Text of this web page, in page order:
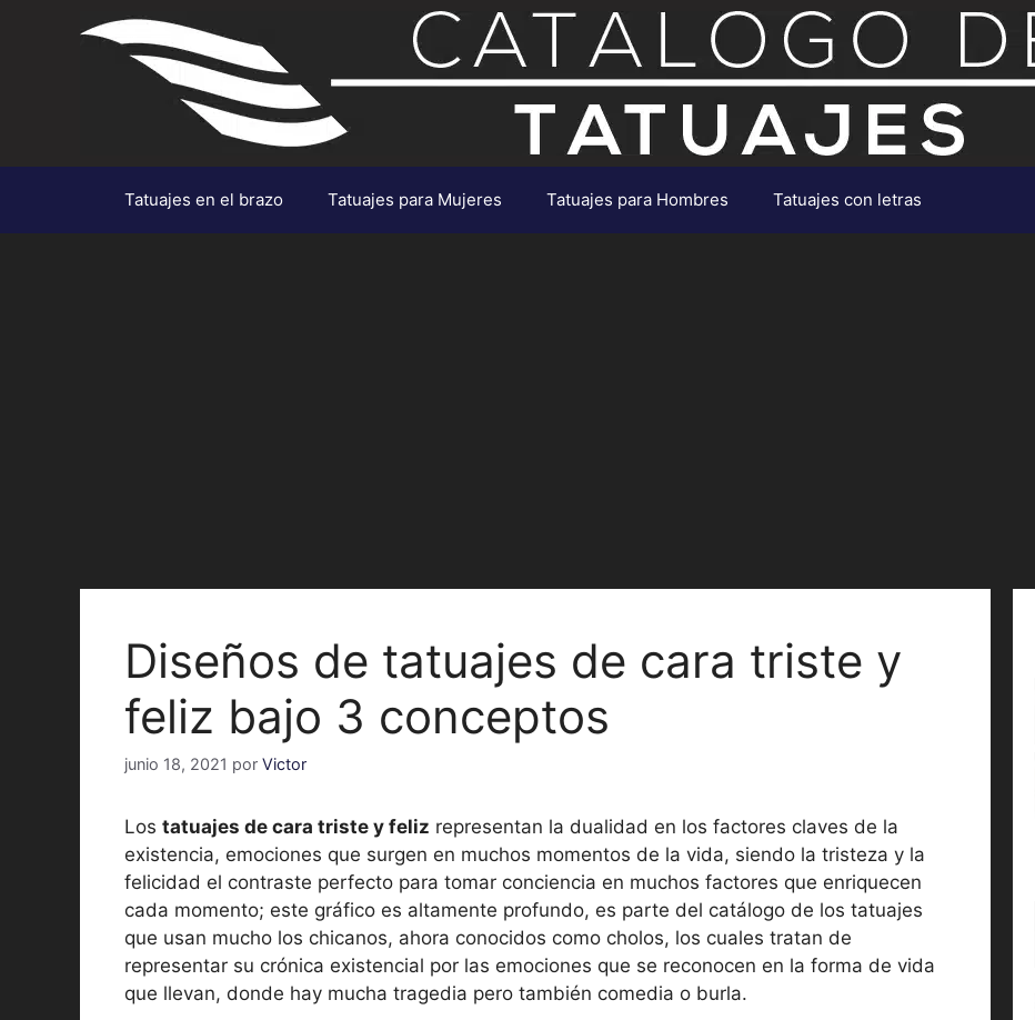
Tatuajes en el brazo Tatuajes para Mujeres Tatuajes para Hombres Tatuajes con letras
Diseños de tatuajes de cara triste y
feliz bajo 3 conceptos
junio 18, 2021 por Victor
Los tatuajes de cara triste y feliz representan la dualidad en los factores claves de la
existencia, emociones que surgen en muchos momentos de la vida, siendo la tristeza y la
felicidad el contraste perfecto para tomar conciencia en muchos factores que enriquecen
cada momento; este gráfico es altamente profundo, es parte del catálogo de los tatuajes
que usan mucho los chicanos, ahora conocidos como cholos, los cuales tratan de
representar su crónica existencial por las emociones que se reconocen en la forma de vida
que llevan, donde hay mucha tragedia pero también comedia o burla.